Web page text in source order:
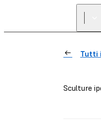
Tutti
Sculture